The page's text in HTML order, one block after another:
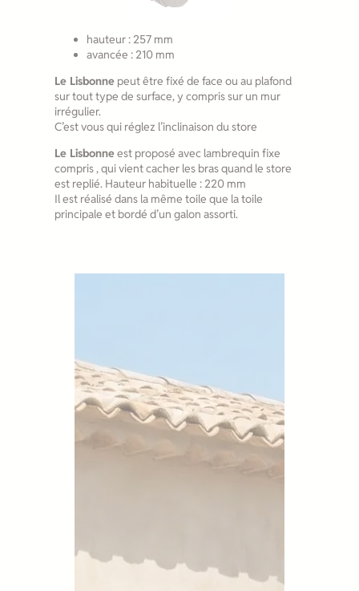
hauteur : 257 mm
avancée : 210 mm
Le Lisbonne peut être fixé de face ou au plafond
sur tout type de surface, y compris sur un mur
irrégulier.
C’est vous qui réglez l’inclinaison du store
Le Lisbonneest proposé avec lambrequin fixe
compris , qui vient cacher les bras quand le store
est replié. Hauteur habituelle : 220 mm
Il est réalisé dans la même toile que la toile
principale et bordé d’un galon assorti.